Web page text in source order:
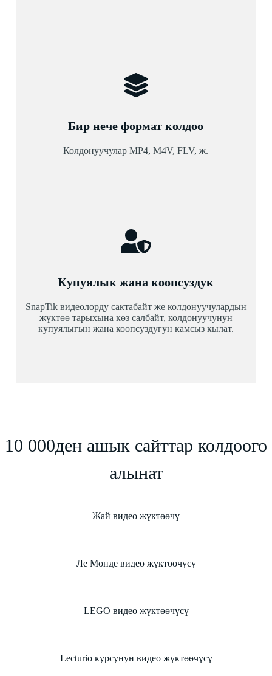
Бир нече формат колдоо
Колдонуучулар MP4, M4V, FLV, ж.
Купуялык жана коопсуздук
SnapTik видеолорду сактабайт же колдонуучулардын
жүктөө тарыхына көз салбайт, колдонуучунун
купуялыгын жана коопсуздугун камсыз кылат.
10 000ден ашык сайттар колдоого
алынат
Жай видео жүктөөчү
Ле Монде видео жүктөөчүсү
LEGO видео жүктөөчүсү
Lecturio курсунун видео жүктөөчүсү